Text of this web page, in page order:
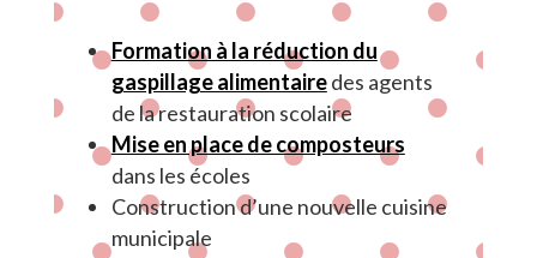
Formation à la réduction du
gaspillage alimentairedes agents
de la restauration scolaire
Mise en place de composteurs
dans les écoles
Construction d’une nouvelle cuisine
municipale